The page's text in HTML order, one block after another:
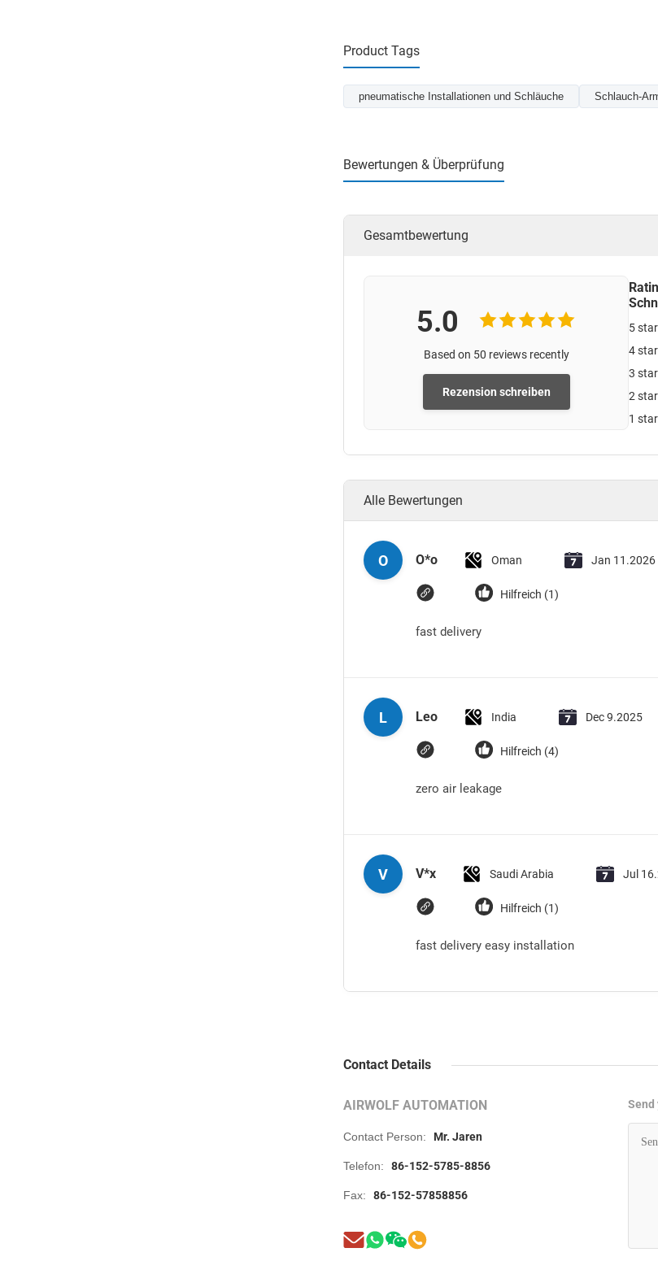
Product Tags
pneumatische Installationen und Schläuche Schlauch-
Bewertungen & Überprüfung
Gesamtbewertung
5.0
Based on 50 reviews recently
Rezension schreiben
5
4
3
2
1
Alle Bewertungen
O O*o Oman Jan 11.2026
Hilfreich (1)
fast delivery
L Leo India Dec 9.2025
Hilfreich (4)
zero air leakage
V V*x Saudi Arabia Jul
Hilfreich (1)
fast delivery easy installation
Contact Details
AIRWOLF AUTOMATION
Contact Person: Mr. Jaren
Telefon: 86-152-5785-8856
Fax: 86-152-57858856
Send